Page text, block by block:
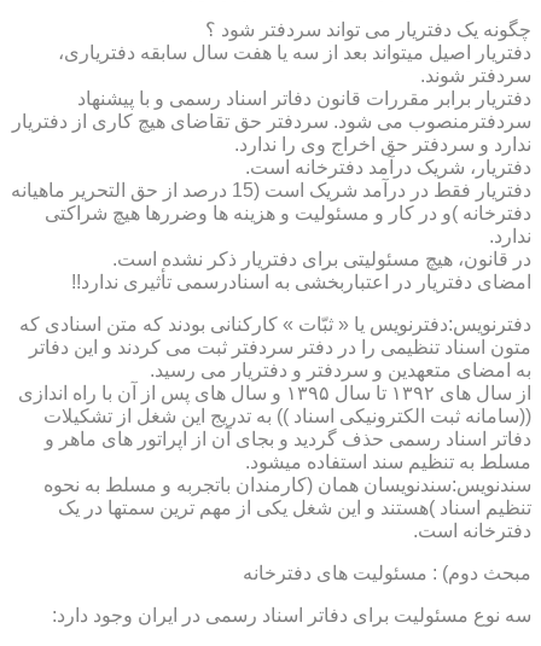
چگونه یک دفتریار می تواند سردفتر شود ؟
دفتریار اصیل میتواند بعد از سه یا هفت سال سابقه دفتریاری،
سردفتر شوند.
دفتریار برابر مقررات قانون دفاتر اسناد رسمی و با پیشنهاد
سردفترمنصوب می شود. سردفتر حق تقاضای هیچ کاری از دفتریار
ندارد و سردفتر حق اخراج وی را ندارد.
دفتریار، شریک درآمد دفترخانه است.
دفتریار فقط در درآمد شریک است (15 درصد از حق التحریر ماهیانه
دفترخانه )و در کار و مسئولیت و هزینه ها وضررها هیچ شراکتی
ندارد.
در قانون، هیچ مسئولیتی برای دفتریار ذکر نشده است.
امضای دفتریار در اعتباربخشی به اسنادرسمی تأثیری ندارد!!
دفترنویس:دفترنویس یا « ثبّات » کارکنانی بودند که متن اسنادی که
متون اسناد تنظیمی را در دفتر سردفتر ثبت می کردند و این دفاتر
به امضای متعهدین و سردفتر و دفتریار می رسید.
از سال های ۱۳۹۲ تا سال ۱۳۹۵ و سال های پس از آن با راه اندازی
((سامانه ثبت الکترونیکی اسناد )) به تدریج این شغل از تشکیلات
دفاتر اسناد رسمی حذف گردید و بجای آن از اپراتور های ماهر و
مسلط به تنظیم سند استفاده میشود.
سندنویس:سندنویسان همان (کارمندان باتجربه و مسلط به نحوه
تنظیم اسناد )هستند و این شغل یکی از مهم ترین سمتها در یک
دفترخانه است.
مبحث دوم) : مسئولیت های دفترخانه
سه نوع مسئولیت برای دفاتر اسناد رسمی در ایران وجود دارد: